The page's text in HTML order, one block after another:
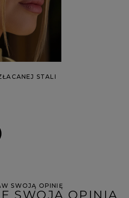
STALI
SWOJĄ OPINIĘ
SWOJĄ OPINIĄ